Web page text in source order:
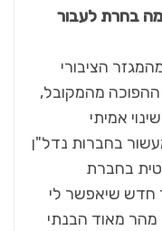
בחרת לעבור
הציבורי
מהמקובל,
אמיתי
בחברות נדל"ן
בחברת
חדש שיאפשר לי
מהר מאוד הבנתי